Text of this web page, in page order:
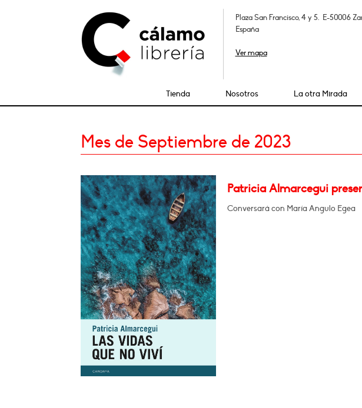
Plaza San Francisco, 4 y 5. E-50006
España
Ver mapa
Tienda Nosotros La otra Mirada
Mes de Septiembre de 2023
Patricia Almarcegui
Conversará con María Angulo Egea